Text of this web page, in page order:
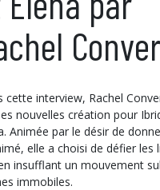
cette interview, Rachel
nouvelles création pour
vie à
elle a choisi de défier les
insufflant un mouvement
immobiles.